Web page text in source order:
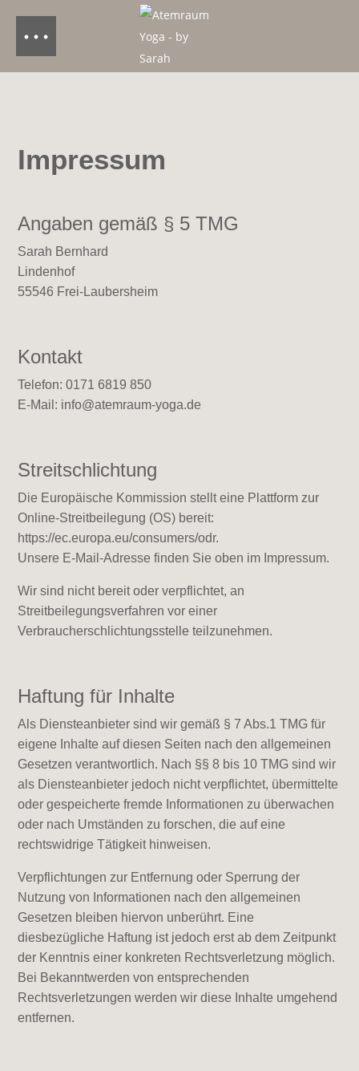
Impressum
Angaben gemäß § 5 TMG
Sarah Bernhard
Lindenhof
55546 Frei-Laubersheim
Kontakt
Telefon: 0171 6819 850
E-Mail: info@atemraum-yoga.de
Streitschlichtung
Die Europäische Kommission stellt eine Plattform zur
Online-Streitbeilegung (OS) bereit:
https://ec.europa.eu/consumers/odr.
Unsere E-Mail-Adresse finden Sie oben im Impressum.
Wir sind nicht bereit oder verpflichtet, an
Streitbeilegungsverfahren vor einer
Verbraucherschlichtungsstelle teilzunehmen.
Haftung für Inhalte
Als Diensteanbieter sind wir gemäß § 7 Abs.1 TMG für
eigene Inhalte auf diesen Seiten nach den allgemeinen
Gesetzen verantwortlich. Nach §§ 8 bis 10 TMG sind wir
als Diensteanbieter jedoch nicht verpflichtet, übermittelte
oder gespeicherte fremde Informationen zu überwachen
oder nach Umständen zu forschen, die auf eine
rechtswidrige Tätigkeit hinweisen.
Verpflichtungen zur Entfernung oder Sperrung der
Nutzung von Informationen nach den allgemeinen
Gesetzen bleiben hiervon unberührt. Eine
diesbezügliche Haftung ist jedoch erst ab dem Zeitpunkt
der Kenntnis einer konkreten Rechtsverletzung möglich.
Bei Bekanntwerden von entsprechenden
Rechtsverletzungen werden wir diese Inhalte umgehend
entfernen.